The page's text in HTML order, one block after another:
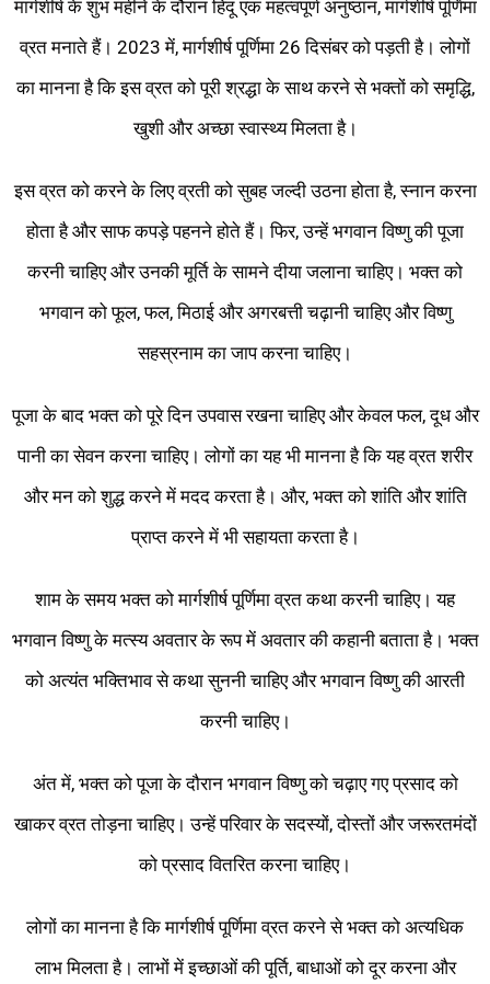
मार्गशीर्ष के शुभ महीने के दौरान हिंदू एक महत्वपूर्ण अनुष्ठान, मार्गशीर्ष पूर्णिमा
व्रत मनाते हैं। 2023 में, मार्गशीर्ष पूर्णिमा 26 दिसंबर को पड़ती है। लोगों
का मानना ​​है कि इस व्रत को पूरी श्रद्धा के साथ करने से भक्तों को समृद्धि,
खुशी और अच्छा स्वास्थ्य मिलता है।
इस व्रत को करने के लिए व्रती को सुबह जल्दी उठना होता है, स्नान करना
होता है और साफ कपड़े पहनने होते हैं। फिर, उन्हें भगवान विष्णु की पूजा
करनी चाहिए और उनकी मूर्ति के सामने दीया जलाना चाहिए। भक्त को
भगवान को फूल, फल, मिठाई और अगरबत्ती चढ़ानी चाहिए और विष्णु
सहस्रनाम का जाप करना चाहिए।
पूजा के बाद भक्त को पूरे दिन उपवास रखना चाहिए और केवल फल, दूध और
पानी का सेवन करना चाहिए। लोगों का यह भी मानना ​​है कि यह व्रत शरीर
और मन को शुद्ध करने में मदद करता है। और, भक्त को शांति और शांति
प्राप्त करने में भी सहायता करता है।
शाम के समय भक्त को मार्गशीर्ष पूर्णिमा व्रत कथा करनी चाहिए। यह
भगवान विष्णु के मत्स्य अवतार के रूप में अवतार की कहानी बताता है। भक्त
को अत्यंत भक्तिभाव से कथा सुननी चाहिए और भगवान विष्णु की आरती
करनी चाहिए।
अंत में, भक्त को पूजा के दौरान भगवान विष्णु को चढ़ाए गए प्रसाद को
खाकर व्रत तोड़ना चाहिए। उन्हें परिवार के सदस्यों, दोस्तों और जरूरतमंदों
को प्रसाद वितरित करना चाहिए।
लोगों का मानना ​​है कि मार्गशीर्ष पूर्णिमा व्रत करने से भक्त को अत्यधिक
लाभ मिलता है। लाभों में इच्छाओं की पूर्ति, बाधाओं को दूर करना और